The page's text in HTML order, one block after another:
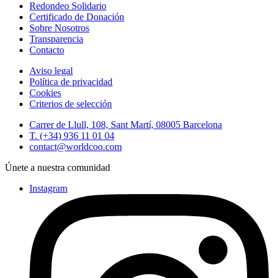
Redondeo Solidario
Certificado de Donación
Sobre Nosotros
Transparencia
Contacto
Aviso legal
Política de privacidad
Cookies
Criterios de selección
Carrer de Llull, 108, Sant Martí, 08005 Barcelona
T. (+34) 936 11 01 04
contact@worldcoo.com
Únete a nuestra comunidad
Instagram